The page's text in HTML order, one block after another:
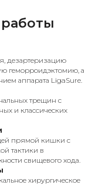
дезартеризацию
геморроидэктомию, а
аппарата LigaSure.
трещин с
и классических
прямой кишки с
тактики в
свищевого хода.
хирургическое